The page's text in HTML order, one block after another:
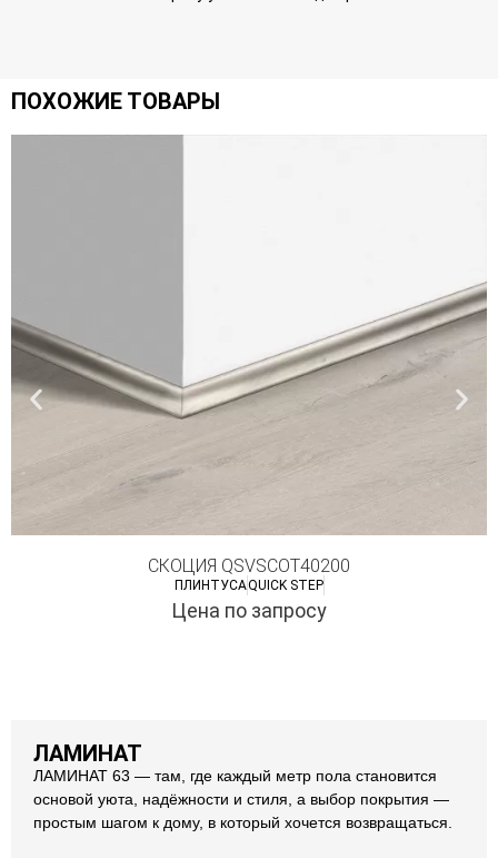
ПОХОЖИЕ ТОВАРЫ
СКОЦИЯ QSVSCOT40200
ПЛИНТУСАQUICK STEP
Цена по запросу
ЛАМИНАТ
ЛАМИНАТ 63 — там, где каждый метр пола становится
основой уюта, надёжности и стиля, а выбор покрытия —
простым шагом к дому, в который хочется возвращаться.